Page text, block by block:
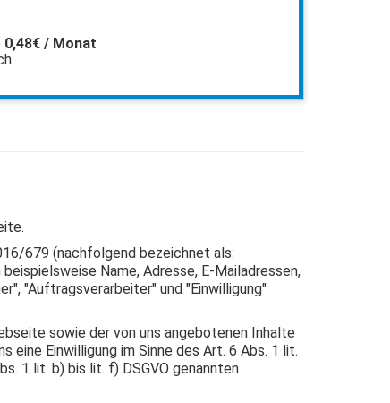
0,48€ / Monat
679 (nachfolgend bezeichnet als:
Name, Adresse, E-Mailadressen,
"Auftragsverarbeiter" und "Einwilligung"
sowie der von uns angebotenen Inhalte
eine Einwilligung im Sinne des Art. 6 Abs. 1 lit.
1 lit. b) bis lit. f) DSGVO genannten